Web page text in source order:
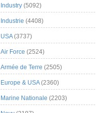
Industry (5092)
Industrie (4408)
USA(3737)
Air Force (2524)
Armée de Terre (2505)
Europe & USA(2360)
Marine Nationale (2203)